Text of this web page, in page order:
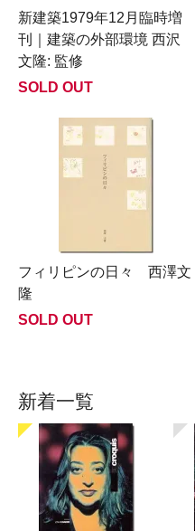
新建築1979年12月臨時増
刊｜建築の外部環境 西沢
文隆: 監修
SOLD OUT
フィリピンの日々 西澤文
隆
SOLD OUT
新着一覧